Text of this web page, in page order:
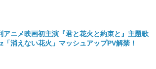
アニメ映画初主演『君と花火と約束と』主題歌
消えない花火」マッシュアップPV解禁！